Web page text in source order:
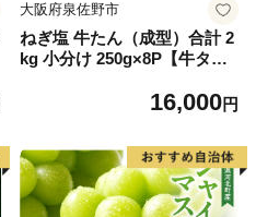
大阪府泉佐野市
ねぎ塩 牛たん（成型）合計 2
kg 小分け 250g×8P【牛タン
16,000円